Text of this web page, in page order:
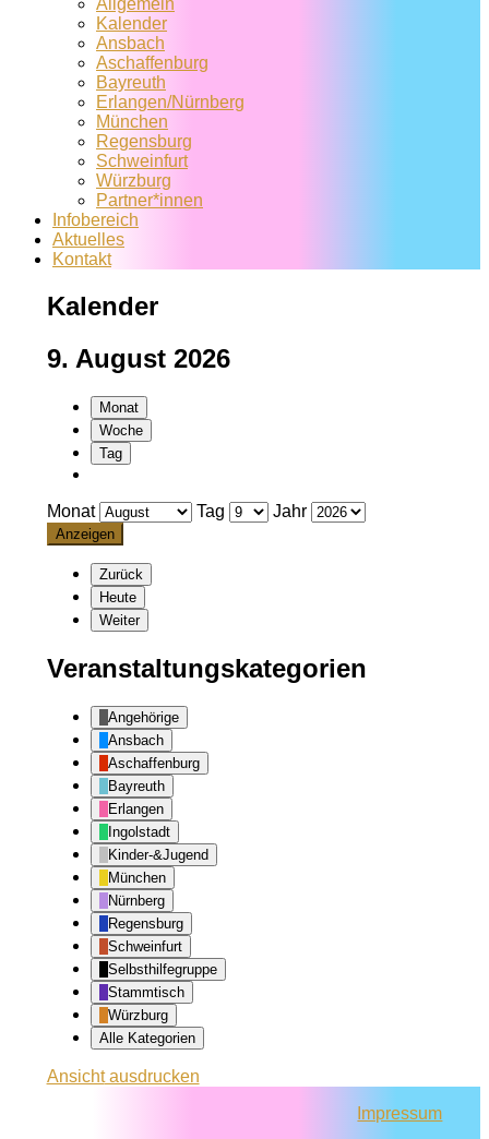
Allgemein
Kalender
Ansbach
Aschaffenburg
Bayreuth
Erlangen/Nürnberg
München
Regensburg
Schweinfurt
Würzburg
Partner*innen
Infobereich
Aktuelles
Kontakt
Kalender
9. August 2026
Monat
Woche
Tag
Monat Tag Jahr
Zurück
Heute
Weiter
Veranstaltungskategorien
Angehörige
Ansbach
Aschaffenburg
Bayreuth
Erlangen
Ingolstadt
Kinder-&Jugend
München
Nürnberg
Regensburg
Schweinfurt
Selbsthilfegruppe
Stammtisch
Würzburg
Alle Kategorien
Ansichtausdrucken
Impressum